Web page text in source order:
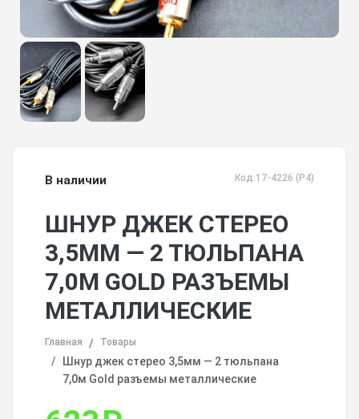
В наличии Код 17-4226 (Р4)
ШНУР ДЖЕК СТЕРЕО
3,5ММ — 2 ТЮЛЬПАНА
7,0М GOLD РАЗЪЕМЫ
МЕТАЛЛИЧЕСКИЕ
Главная Товары
Шнур джек стерео 3,5мм — 2 тюльпана
7,0м Gold разъемы металлические